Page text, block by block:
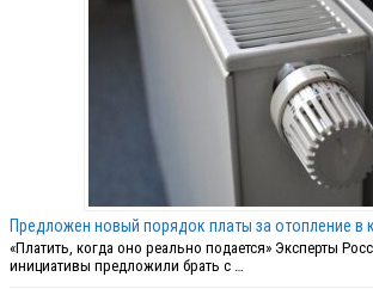
Предложен новый порядок платы за отопление в
«Платить, когда оно реально подается» Эксперты
инициативы предложили брать с …